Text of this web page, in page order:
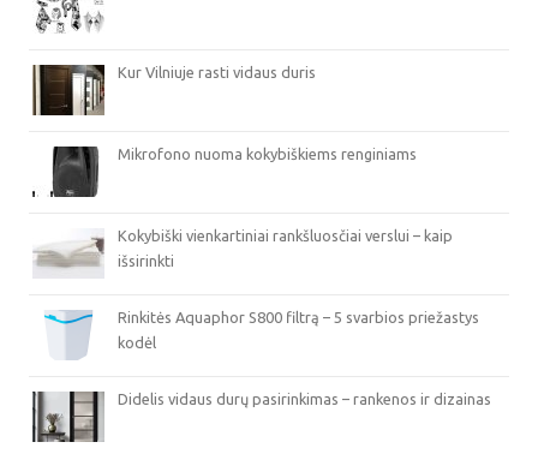
Kur Vilniuje rasti vidaus duris
Mikrofono nuoma kokybiškiems renginiams
Kokybiški vienkartiniai rankšluosčiai verslui – kaip
išsirinkti
Rinkitės Aquaphor S800 filtrą – 5 svarbios priežastys
kodėl
Didelis vidaus durų pasirinkimas – rankenos ir dizainas